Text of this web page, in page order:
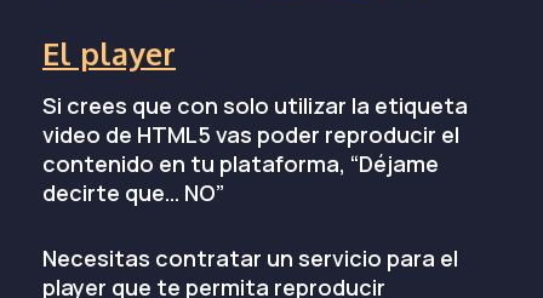
El player
Si crees que con solo utilizar la etiqueta
video de HTML5 vas poder reproducir el
contenido en tu plataforma, “Déjame
decirte que… NO”
Necesitas contratar un servicio para el
player que te permita reproducir